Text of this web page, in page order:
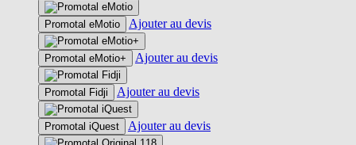
Promotal eMotio Ajouter au devis
Promotal eMotio+ Ajouter au devis
Promotal Fidji Ajouter au devis
Promotal iQuest Ajouter au devis